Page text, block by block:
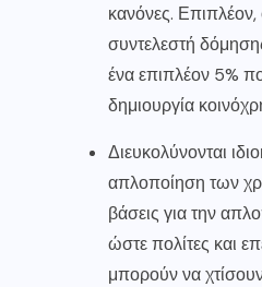
κανόνες. Επιπλέον,
συντελεστή
ένα επιπλέον 5%
δημιουργία
Διευκολύνονται
απλοποίηση των
βάσεις για την
ώστε πολίτες και
μπορούν να